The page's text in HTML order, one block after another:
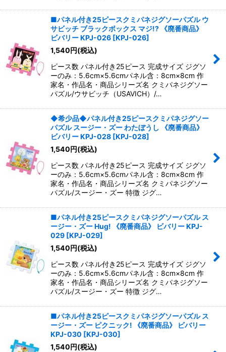
■パネル付き25ピースクミパネジグソーパズル ウ
サビッチ ブラックボックス マジ!? 《廃番商品》
ビバリー KPJ-026 [KPJ-026]
1,540円(税込)
ピース数 パネル付き25ピース 完成サイズ ジグソ
ーのみ：5.6cm×5.6cmパネル含：8cm×8cm 作
家名・作品名・商品シリーズ名 クミパネジグソー
パズル/ウサビッチ（USAVICH）/…
◆希少品◆パネル付き25ピースクミパネジグソー
パズル スージー・ズー わたぼうし 《廃番商品》
ビバリー KPJ-028 [KPJ-028]
1,540円(税込)
ピース数 パネル付き25ピース 完成サイズ ジグソ
ーのみ：5.6cm×5.6cmパネル含：8cm×8cm 作
家名・作品名・商品シリーズ名 クミパネジグソー
パズル/スージー・ズー 特徴 ジグ…
■パネル付き25ピースクミパネジグソーパズル ス
ージー・ズー Hug! 《廃番商品》 ビバリー KPJ-
029 [KPJ-029]
1,540円(税込)
ピース数 パネル付き25ピース 完成サイズ ジグソ
ーのみ：5.6cm×5.6cmパネル含：8cm×8cm 作
家名・作品名・商品シリーズ名 クミパネジグソー
パズル/スージー・ズー 特徴 ジグ…
■パネル付き25ピースクミパネジグソーパズル ス
ージー・ズー ピクニック! 《廃番商品》 ビバリー
KPJ-030 [KPJ-030]
1,540円(税込)